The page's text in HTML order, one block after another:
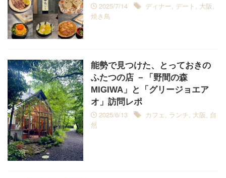
2025/7/14
ディナー デート 大阪
焼き鳥
能勢で見つけた、とっておきの
ふたつの店 －「野間の森
MIGIWA」と「グリージョエア
オ」訪問レポ
2025/6/13
カフェ ランチ 大阪
自
然